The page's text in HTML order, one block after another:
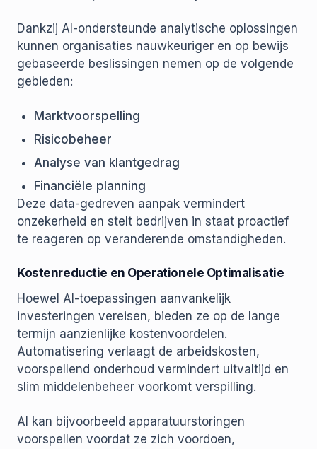
Dankzij AI-ondersteunde analytische oplossingen
kunnen organisaties nauwkeuriger en op bewijs
gebaseerde beslissingen nemen op de volgende
gebieden:
Marktvoorspelling
Risicobeheer
Analyse van klantgedrag
Financiële planning
Deze data-gedreven aanpak vermindert
onzekerheid en stelt bedrijven in staat proactief
te reageren op veranderende omstandigheden.
Kostenreductie en Operationele Optimalisatie
Hoewel AI-toepassingen aanvankelijk
investeringen vereisen, bieden ze op de lange
termijn aanzienlijke kostenvoordelen.
Automatisering verlaagt de arbeidskosten,
voorspellend onderhoud vermindert uitvaltijd en
slim middelenbeheer voorkomt verspilling.
AI kan bijvoorbeeld apparatuurstoringen
voorspellen voordat ze zich voordoen,